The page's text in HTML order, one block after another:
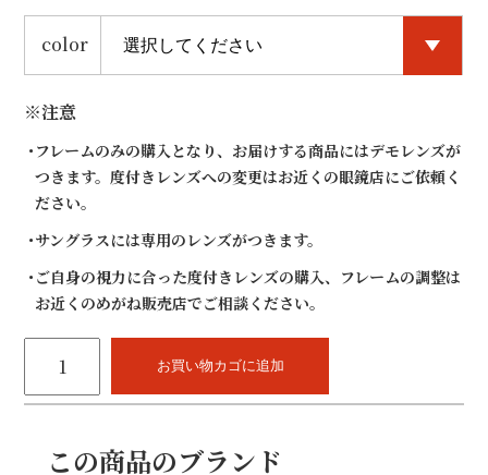
color
※注意
フレームのみの購入となり、お届けする商品にはデモレンズが
つきます。度付きレンズへの変更はお近くの眼鏡店にご依頼く
ださい。
サングラスには専用のレンズがつきます。
ご自身の視力に合った度付きレンズの購入、フレームの調整は
お近くのめがね販売店でご相談ください。
Grande
dame
VT-
385
お買い物カゴに追加
この商品のブランド